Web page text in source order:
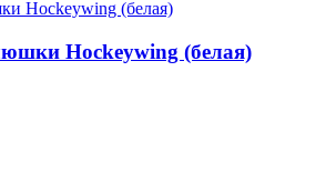
Hockeywing (белая)